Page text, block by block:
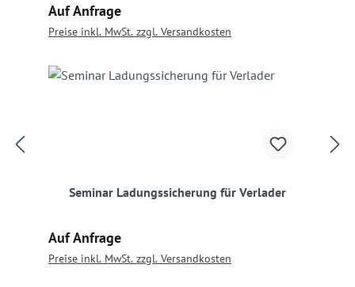
Regulärer Preis:
Auf Anfrage
Preise inkl. MwSt. zzgl. Versandkosten
Seminar Ladungssicherung für Verlader
Regulärer Preis:
Auf Anfrage
Preise inkl. MwSt. zzgl. Versandkosten